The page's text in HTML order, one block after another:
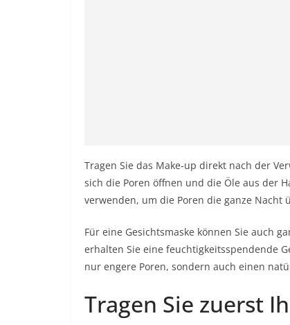
Tragen Sie das Make-up direkt nach der
sich die Poren öffnen und die Öle aus der
verwenden, um die Poren die ganze Nacht
Für eine Gesichtsmaske können Sie auch
erhalten Sie eine feuchtigkeitsspendende
nur engere Poren, sondern auch einen
Tragen Sie zuerst